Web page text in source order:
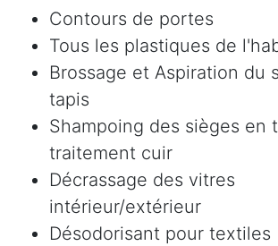
Contours de portes
Tous les plastiques de
Brossage et Aspiration du
tapis
Shampoing des sièges en
traitement cuir
Décrassage des vitres
intérieur/extérieur
Désodorisant pour textiles